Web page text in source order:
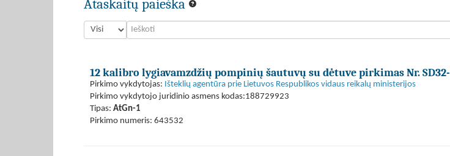
Ataskaitų paieška
12 kalibro lygiavamzdžių pompinių šautuvų su dėtuve pirkimas Nr.
Pirkimo vykdytojas: Išteklių agentūra prie Lietuvos Respublikos vidaus reikalų ministerijos
Pirkimo vykdytojo juridinio asmens kodas:188729923
Tipas: AtGn-1
Pirkimo numeris: 643532